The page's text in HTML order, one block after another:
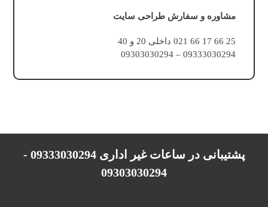
مشاوره و سفارش طراحی سایت
25 66 17 66 021 داخلی 20 و 40
09333030294 – 09303030294
پشتیبانی در ساعات غیر اداری 09333030294 -
09303030294